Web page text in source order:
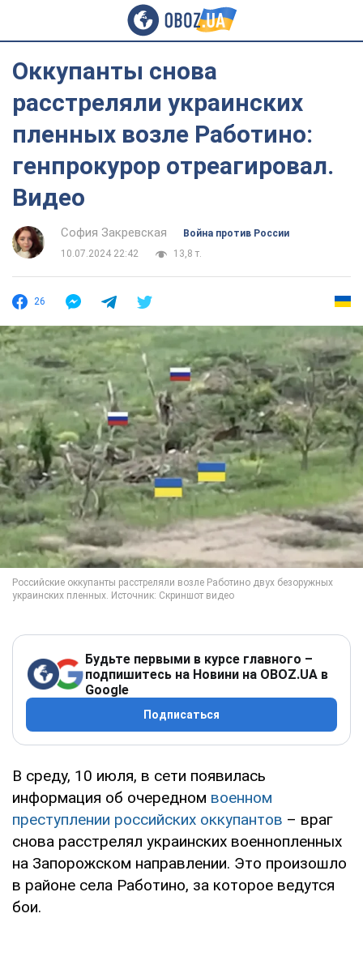
Оккупанты снова
расстреляли украинских
пленных возле Работино:
генпрокурор отреагировал.
Видео
София Закревская
Война против России
10.07.2024 22:42
13,8 т.
26
Будьте первыми в курсе главного –
подпишитесь на Новини на OBOZ.UA в
Google
Подписаться
В среду, 10 июля, в сети появилась
информация об очередном военном
преступлении российских оккупантов – враг
снова расстрелял украинских военнопленных
на Запорожском направлении. Это произошло
в районе села Работино, за которое ведутся
бои.